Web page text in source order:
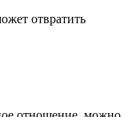
отвратить